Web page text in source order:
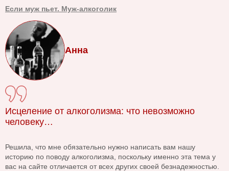
Если муж пьет. Муж-алкоголик
Анна
Исцеление от алкоголизма: что невозможно
человеку…
Решила, что мне обязательно нужно написать вам нашу
историю по поводу алкоголизма, поскольку именно эта тема у
вас на сайте отличается от всех других своей безнадежностью.